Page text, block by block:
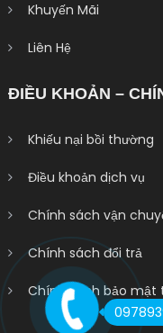
Khuyến Mãi
Liên Hệ
ĐIỀU KHOẢN –
Khiếu nại bồi thường
Điều khoản dịch vụ
Chính sách vận
Chính sách đổi trả
Chính sách bảo mật